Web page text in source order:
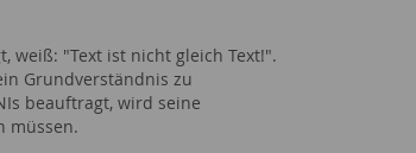
weiß: "Text ist nicht gleich Text!".
Grundverständnis zu
beauftragt, wird seine
müssen.